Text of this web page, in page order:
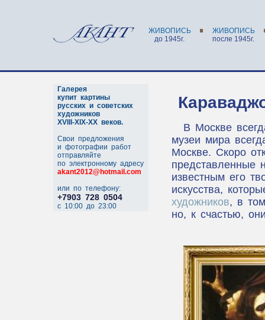
ЖИВОПИСЬ
ЖИВОПИСЬ
до 1945г.
после 1945г.
Галерея
купит картины
русских и советских
художников
XVIII-XIX-XX веков.
Свои предложения
и фотографии работ
отправляйте
по электронному адресу
akant2012@hotmail.com
или по телефону:
+7903 728 0504
c 10:00 до 23:00
В Москве
музеи мира
Москве. Скоро
представленные
известным его
искусства,
художников, в
но, к счастью,